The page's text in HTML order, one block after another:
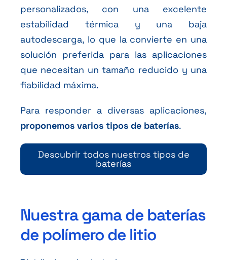
personalizados, con una excelente
estabilidad térmica y una baja
autodescarga, lo que la convierte en una
solución preferida para las aplicaciones
que necesitan un tamaño reducido y una
fiabilidad máxima.
Para responder a diversas aplicaciones,
proponemos varios tipos de baterías.
Descubrir todos nuestros tipos de
baterías
Nuestra gama de baterías
de polímero de litio